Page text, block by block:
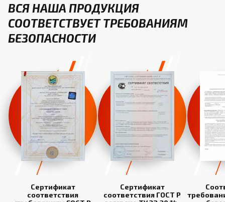
ВСЯ НАША ПРОДУКЦИЯ
СООТВЕТСТВУЕТ ТРЕБОВАНИЯМ
БЕЗОПАСНОСТИ
Сертификат
соответствия
Сертификат
соответствия ГОСТ Р